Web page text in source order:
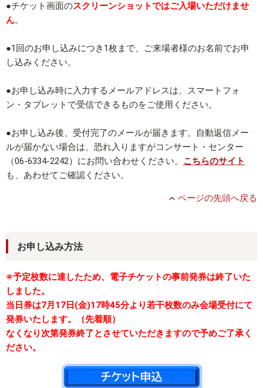
●チケット画面のスクリーンショットではご入場いただけませ
ん。
●1回のお申し込みにつき1枚まで、ご来場者様のお名前でお申
し込みください。
●お申し込み時に入力するメールアドレスは、スマートフォ
ン・タブレットで受信できるものをご使用ください。
●お申し込み後、受付完了のメールが届きます。自動返信メー
ルが届かない場合は、恐れ入りますがコンサート・センター
（06-6334-2242）にお問い合わせください。 こちらのサイト
も、あわせてご確認ください。
ページの先頭へ戻る
お申し込み方法
※予定枚数に達したため、電子チケットの事前発券は終了いた
しました。
当日券は7月17日(金)17時45分より若干枚数のみ会場受付にて
発券いたします。（先着順）
なくなり次第発券終了とさせていただきますので予めご了承く
ださい。